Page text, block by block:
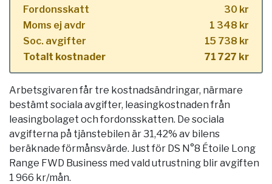
Fordonsskatt
30 kr
Moms ej avdr
1 348 kr
Soc. avgifter
15 738 kr
Totalt kostnader
71 727 kr
Arbetsgivaren får tre kostnadsändringar, närmare
bestämt sociala avgifter, leasingkostnaden från
leasingbolaget och fordonsskatten. De sociala
avgifterna på tjänstebilen är 31,42% av bilens
beräknade förmånsvärde. Just för DS N°8 Étoile Long
Range FWD Business med vald utrustning blir avgiften
1 966 kr/mån.